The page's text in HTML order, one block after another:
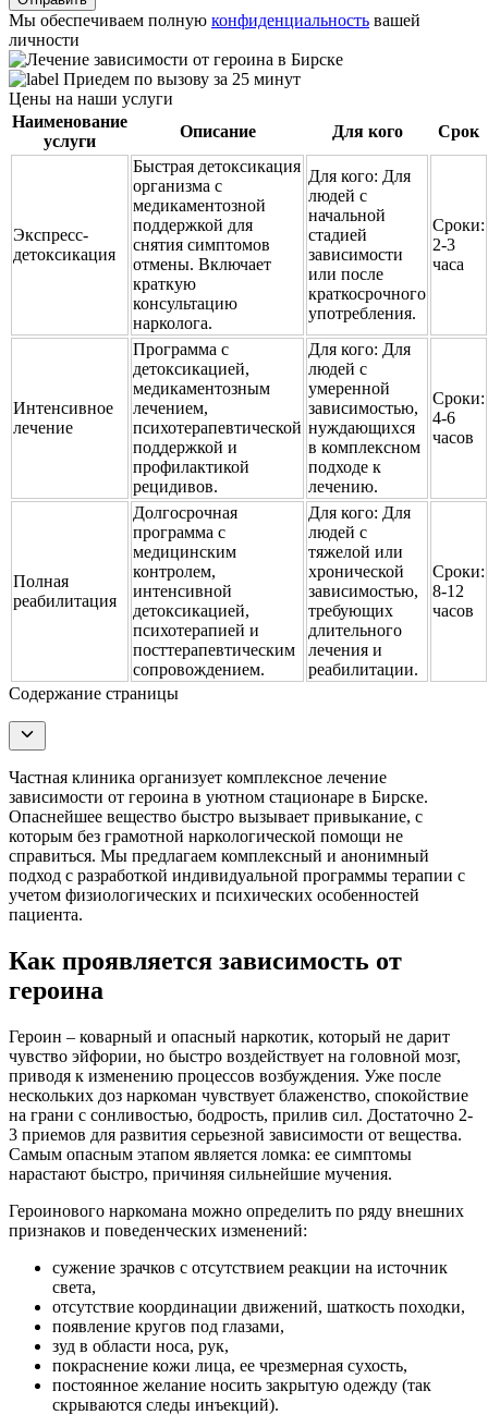
Мы обеспечиваем полную конфиденциальность вашей
личности
Приедем по вызову за 25 минут
Цены на наши услуги
Наименование
услуги
Описание Для кого Срок
Экспресс-
детоксикация
Быстрая детоксикация
организма с
медикаментозной
поддержкой для
снятия симптомов
отмены. Включает
краткую
консультацию
нарколога.
Для кого: Для
людей с
начальной
стадией
зависимости
или после
краткосрочного
употребления.
Сроки:
2-3
часа
Интенсивное
лечение
Программа с
детоксикацией,
медикаментозным
лечением,
психотерапевтической
поддержкой и
профилактикой
рецидивов.
Для кого: Для
людей с
умеренной
зависимостью,
нуждающихся
в комплексном
подходе к
лечению.
Сроки:
4-6
часов
Полная
реабилитация
Долгосрочная
программа с
медицинским
контролем,
интенсивной
детоксикацией,
психотерапией и
посттерапевтическим
сопровождением.
Для кого: Для
людей с
тяжелой или
хронической
зависимостью,
требующих
длительного
лечения и
реабилитации.
Сроки:
8-12
часов
Содержание страницы
Частная клиника организует комплексное лечение
зависимости от героина в уютном стационаре в Бирске.
Опаснейшее вещество быстро вызывает привыкание, с
которым без грамотной наркологической помощи не
справиться. Мы предлагаем комплексный и анонимный
подход с разработкой индивидуальной программы терапии с
учетом физиологических и психических особенностей
пациента.
Как проявляется зависимость от
героина
Героин – коварный и опасный наркотик, который не дарит
чувство эйфории, но быстро воздействует на головной мозг,
приводя к изменению процессов возбуждения. Уже после
нескольких доз наркоман чувствует блаженство, спокойствие
на грани с сонливостью, бодрость, прилив сил. Достаточно 2-
3 приемов для развития серьезной зависимости от вещества.
Самым опасным этапом является ломка: ее симптомы
нарастают быстро, причиняя сильнейшие мучения.
Героинового наркомана можно определить по ряду внешних
признаков и поведенческих изменений:
сужение зрачков с отсутствием реакции на источник
света,
отсутствие координации движений, шаткость походки,
появление кругов под глазами,
зуд в области носа, рук,
покраснение кожи лица, ее чрезмерная сухость,
постоянное желание носить закрытую одежду (так
скрываются следы инъекций).